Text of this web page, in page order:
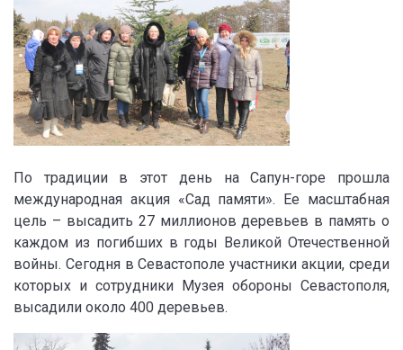
По традиции в этот день на Сапун-горе прошла
международная акция «Сад памяти». Ее масштабная
цель – высадить 27 миллионов деревьев в память о
каждом из погибших в годы Великой Отечественной
войны. Сегодня в Севастополе участники акции, среди
которых и сотрудники Музея обороны Севастополя,
высадили около 400 деревьев.